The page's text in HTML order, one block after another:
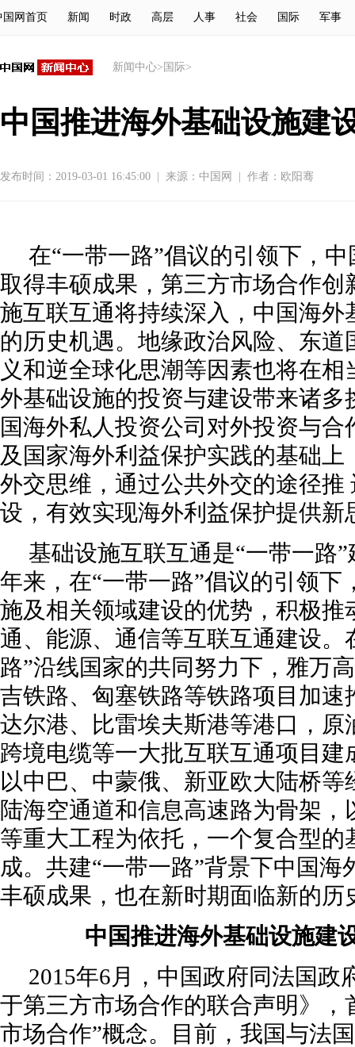
国网首页 新闻 时政 高层 人事 社会 国际 军事
新闻中心> 国际>
中国推进海外基础设施建
发布时间：2019-03-01 16:45:00 来源： 中国网 作者：欧阳骞
在“一带一路”倡议的引领下，
取得丰硕成果，第三方市场合作创
施互联互通将持续深入，中国海外
的历史机遇。地缘政治风险、东道
义和逆全球化思潮等因素也将在
外基础设施的投资与建设带来诸多
国海外私人投资公司对外投资与
及国家海外利益保护实践的基础上
外交思维，通过公共外交的途径推
设，有效实现海外利益保护提供新
基础设施互联互通是“一带一路
年来，在“一带一路”倡议的引领下
施及相关领域建设的优势，积极推
通、能源、通信等互联互通建设。
路”沿线国家的共同努力下，雅万
吉铁路、匈塞铁路等铁路项目加速
达尔港、比雷埃夫斯港等港口，原
跨境电缆等一大批互联互通项目建
以中巴、中蒙俄、新亚欧大陆桥
陆海空通道和信息高速路为骨架
等重大工程为依托，一个复合型的
成。共建“一带一路”背景下中国海
丰硕成果，也在新时期面临新的历
中国推进海外基础设施建
2015年6月，中国政府同法国政
于第三方市场合作的联合声明》，
市场合作”概念。目前，我国与法